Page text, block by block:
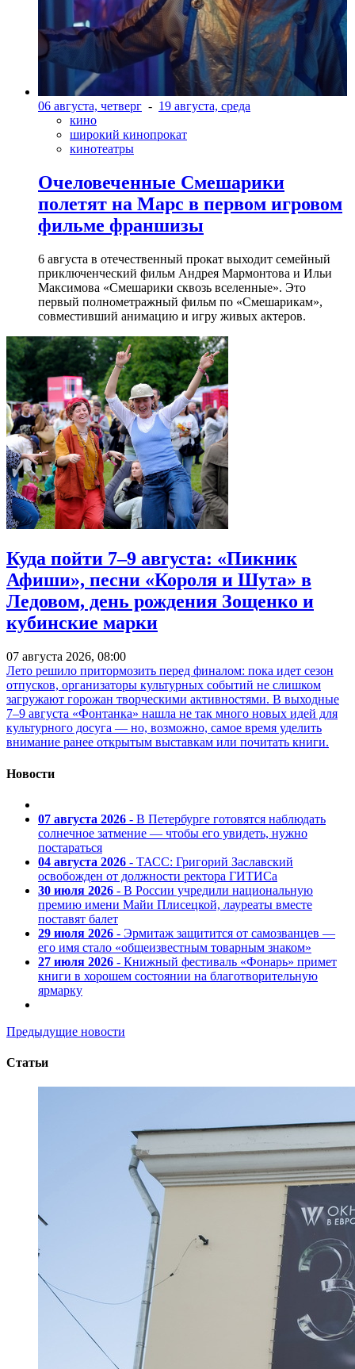
06 августа, четверг - 19 августа, среда
кино
широкий кинопрокат
кинотеатры
Очеловеченные Смешарики
полетят на Марс в первом игровом
фильме франшизы
6 августа в отечественный прокат выходит семейный
приключенческий фильм Андрея Мармонтова и Ильи
Максимова «Смешарики сквозь вселенные». Это
первый полнометражный фильм по «Смешарикам»,
совместивший анимацию и игру живых актеров.
Куда пойти 7–9 августа: «Пикник
Афиши», песни «Короля и Шута» в
Ледовом, день рождения Зощенко и
кубинские марки
07 августа 2026, 08:00
Лето решило притормозить перед финалом: пока идет сезон
отпусков, организаторы культурных событий не слишком
загружают горожан творческими активностями. В выходные
7–9 августа «Фонтанка» нашла не так много новых идей для
культурного досуга — но, возможно, самое время уделить
внимание ранее открытым выставкам или почитать книги.
Новости
07 августа 2026 - В Петербурге готовятся наблюдать
солнечное затмение — чтобы его увидеть, нужно
постараться
04 августа 2026 - ТАСС: Григорий Заславский
освобожден от должности ректора ГИТИСа
30 июля 2026 - В России учредили национальную
премию имени Майи Плисецкой, лауреаты вместе
поставят балет
29 июля 2026 - Эрмитаж защитится от самозванцев —
его имя стало «общеизвестным товарным знаком»
27 июля 2026 - Книжный фестиваль «Фонарь» примет
книги в хорошем состоянии на благотворительную
ярмарку
Предыдущие новости
Статьи